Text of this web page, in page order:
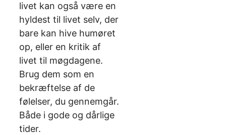
livet kan også være en
hyldest til livet selv, der
bare kan hive humøret
op, eller en kritik af
livet til møgdagene.
Brug dem som en
bekræftelse af de
følelser, du gennemgår.
Både i gode og dårlige
tider.